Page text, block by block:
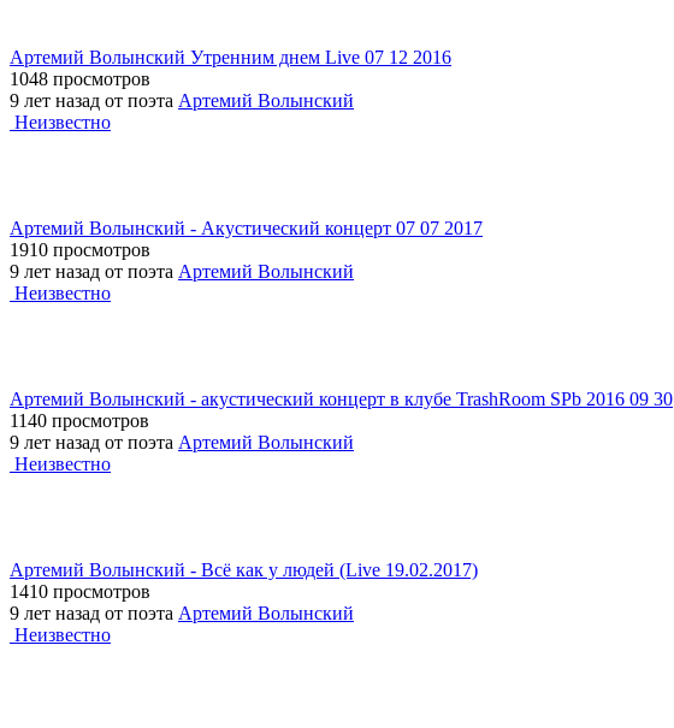
Артемий Волынский Утренним днем Live 07 12 2016
1048 просмотров
9 лет назад от поэта Артемий Волынский
Неизвестно
Артемий Волынский - Акустический концерт 07 07 2017
1910 просмотров
9 лет назад от поэта Артемий Волынский
Неизвестно
Артемий Волынский - акустический концерт в клубе TrashRoom SPb 2016 09 30
1140 просмотров
9 лет назад от поэта Артемий Волынский
Неизвестно
Артемий Волынский - Всё как у людей (Live 19.02.2017)
1410 просмотров
9 лет назад от поэта Артемий Волынский
Неизвестно